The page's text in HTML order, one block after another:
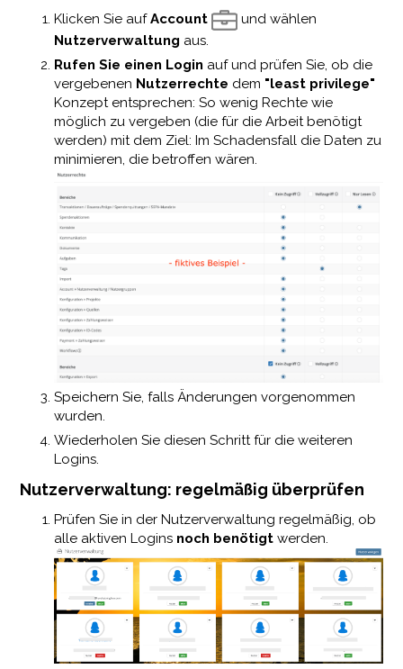
Klicken Sie aufAccount
und wählen
Nutzerverwaltung aus.
Rufen Sie einen Login auf und prüfen Sie, ob die
vergebenen Nutzerrechte dem "least privilege"
Konzept entsprechen: So wenig Rechte wie
möglich zu vergeben (die für die Arbeit benötigt
werden) mit dem Ziel: Im Schadensfall die Daten zu
minimieren, die betroffen wären.
Speichern Sie, falls Änderungen vorgenommen
wurden.
Wiederholen Sie diesen Schritt für die weiteren
Logins.
Nutzerverwaltung: regelmäßig überprüfen
Prüfen Sie in der Nutzerverwaltung regelmäßig, ob
alle aktiven Loginsnoch benötigt werden.